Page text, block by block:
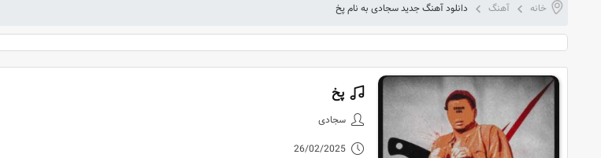
خانه آهنگ دانلود آهنگ جدید سجادی به نام پخ
دانلود آهنگ جدید سجادی به نام پخ
پخ
سجادی
26/02/2025